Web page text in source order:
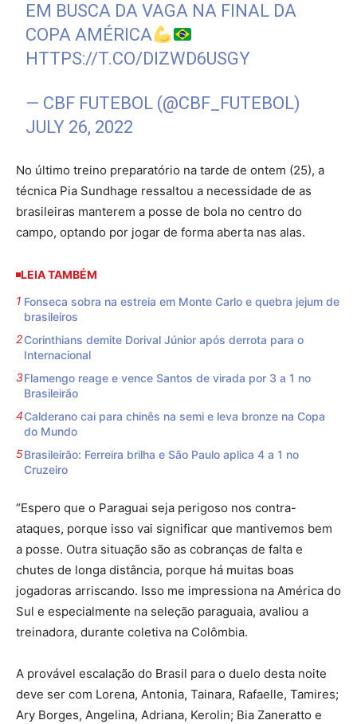
EM BUSCA DA VAGA NA FINAL DA
COPA AMÉRICA
HTTPS://T.CO/DIZWD6USGY
— CBF FUTEBOL (@CBF_FUTEBOL)
JULY 26, 2022
No último treino preparatório na tarde de ontem (25), a
técnica Pia Sundhage ressaltou a necessidade de as
brasileiras manterem a posse de bola no centro do
campo, optando por jogar de forma aberta nas alas.
LEIA TAMBÉM
Fonseca sobra na estreia em Monte Carlo e quebra jejum de
brasileiros
Corinthians demite Dorival Júnior após derrota para o
Internacional
Flamengo reage e vence Santos de virada por 3 a 1 no
Brasileirão
Calderano cai para chinês na semi e leva bronze na Copa
do Mundo
Brasileirão: Ferreira brilha e São Paulo aplica 4 a 1 no
Cruzeiro
“Espero que o Paraguai seja perigoso nos contra-
ataques, porque isso vai significar que mantivemos bem
a posse. Outra situação são as cobranças de falta e
chutes de longa distância, porque há muitas boas
jogadoras arriscando. Isso me impressiona na América do
Sul e especialmente na seleção paraguaia, avaliou a
treinadora, durante coletiva na Colômbia.
A provável escalação do Brasil para o duelo desta noite
deve ser com Lorena, Antonia, Tainara, Rafaelle, Tamires;
Ary Borges, Angelina, Adriana, Kerolin; Bia Zaneratto e